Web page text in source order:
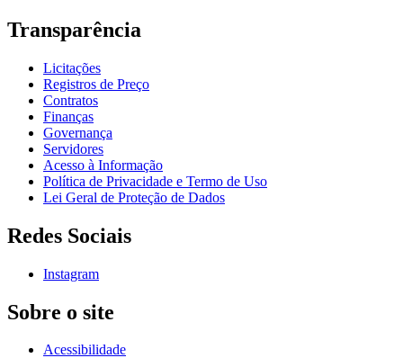
Transparência
Licitações
Registros de Preço
Contratos
Finanças
Governança
Servidores
Acesso à Informação
Política de Privacidade e Termo de Uso
Lei Geral de Proteção de Dados
Redes Sociais
Instagram
Sobre o site
Acessibilidade